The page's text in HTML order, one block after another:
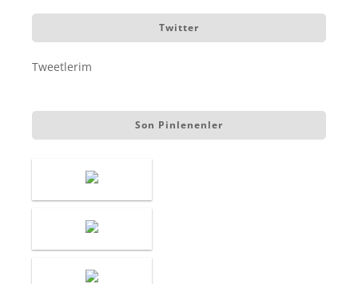
Twitter
Tweetlerim
Son Pinlenenler